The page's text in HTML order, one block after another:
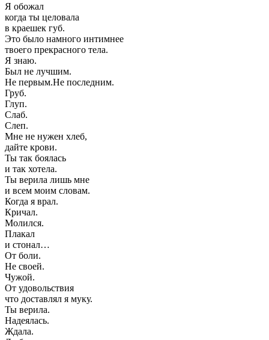
Я обожал
когда ты целовала
в краешек губ.
Это было намного интимнее
твоего прекрасного тела.
Я знаю.
Был не лучшим.
Не первым.Не последним.
Груб.
Глуп.
Слаб.
Слеп.
Мне не нужен хлеб,
дайте крови.
Ты так боялась
и так хотела.
Ты верила лишь мне
и всем моим словам.
Когда я врал.
Кричал.
Молился.
Плакал
и стонал…
От боли.
Не своей.
Чужой.
От удовольствия
что доставлял я муку.
Ты верила.
Надеялась.
Ждала.